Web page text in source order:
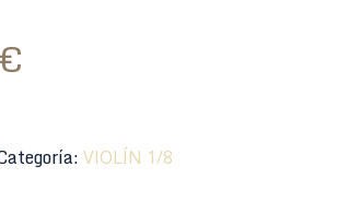
€
VIOLÍN 1/8